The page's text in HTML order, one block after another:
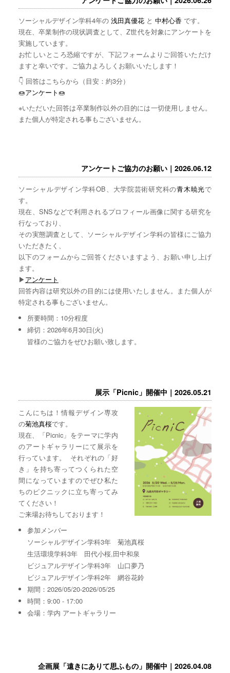
ソーシャルデザイン学科4年の 浅田真優花と 中村心香 です。
現在、卒業制作の現状調査として、Z世代を対象にアンケートを
実施しています。
お忙しいところ恐縮ですが、下記フォームよりご回答いただけ
ますと幸いです。ご協力よろしくお願いいたします！
👇 回答はこちらから（目安：約3分）
🍩アンケート🍩
※いただいた回答は卒業制作以外の目的には一切使用しません。
また個人が特定される事もございません。
アンケートご協力のお願い｜2026.06.12
ソーシャルデザイン学科OB、大学院芸術研究科の青木暁光で
す。
現在、SNSなどで利用されるプロフィール画像に関する研究を
行なっており、
その実態調査として、ソーシャルデザイン学科の皆様にご協力
いただきたく、
以下のフォームからご回答くださいますよう、お願い申し上げ
ます。
▶︎アンケート
回答内容は研究以外の目的には使用いたしません。また個人が
特定される事もございません。
所要時間：10分程度
締切：2026年6月30日(火)
皆様のご協力をぜひお願い致します。
展示「Picnic」開催中｜2026.05.21
こんにちは！情報デザイン専攻
の菊池真桜です。
現在、「Picnic」をテーマに学内
のアートギャラリーにて展示を
行っています。 それぞれの「好
き」を持ち寄ってつくられた空
間になっていますのでぜひ私た
ちのピクニックに立ち寄ってみ
てください！
ご来場お待ちしております！
参加メンバー
ソーシャルデザイン学科3年 菊池真桜
生活環境学科3年 田代小桜,田中和泉
ビジュアルデザイン学科3年 山口夢乃
ビジュアルデザイン学科2年 網谷花鈴
期間：2026/05/20-2026/05/25
時間：9:00 - 17:00
会場：学内 アートギャラリー
企画展「遠きにありて思ふもの」開催中｜2026.04.08